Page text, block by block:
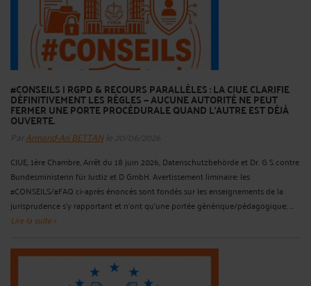
#CONSEILS | RGPD & RECOURS PARALLÈLES : LA CJUE CLARIFIE
DÉFINITIVEMENT LES RÈGLES — AUCUNE AUTORITÉ NE PEUT
FERMER UNE PORTE PROCÉDURALE QUAND L'AUTRE EST DÉJÀ
OUVERTE.
ParArmand-Ari BETTANle 20/06/2026
CJUE, 1ère Chambre, Arrêt du 18 juin 2026, Datenschutzbehörde et Dr. G S contre
Bundesministerin für Justiz et D GmbH. Avertissement liminaire: les
#CONSEILS/#FAQ ci-après énoncés sont fondés sur les enseignements de la
jurisprudence s'y rapportant et n'ont qu'une portée générique/pédagogique; ...
Lire la suite >